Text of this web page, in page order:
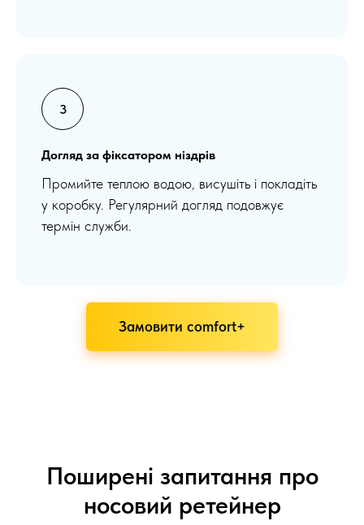
Догляд за фіксатором ніздрів
Промийте теплою водою, висушіть і покладіть
у коробку. Регулярний догляд подовжує
термін служби.
Замовити comfort+
Поширені запитання про
носовий ретейнер